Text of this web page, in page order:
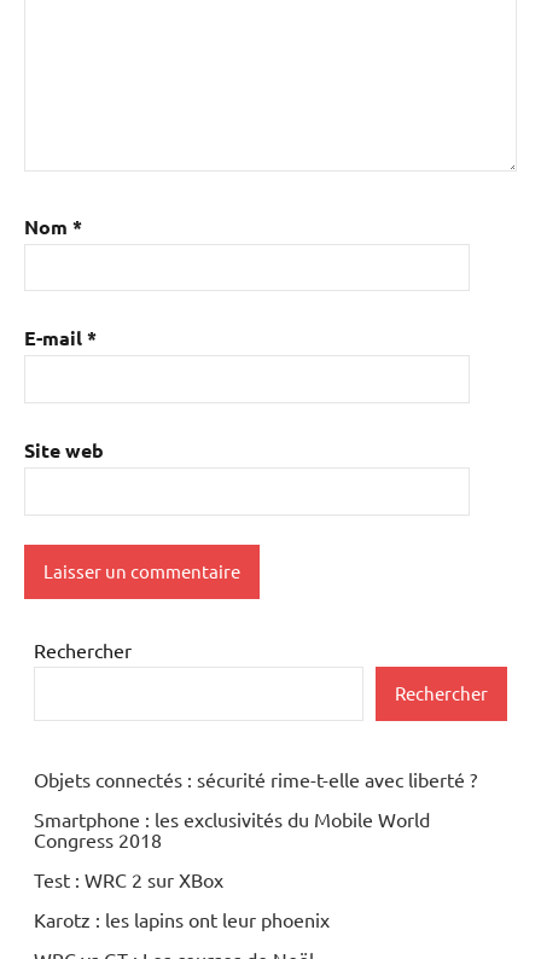
Nom *
E-mail*
Site web
Rechercher
Rechercher
Objets connectés : sécurité rime-t-elle avec liberté ?
Smartphone : les exclusivités du Mobile World
Congress 2018
Test : WRC 2 sur XBox
Karotz : les lapins ont leur phoenix